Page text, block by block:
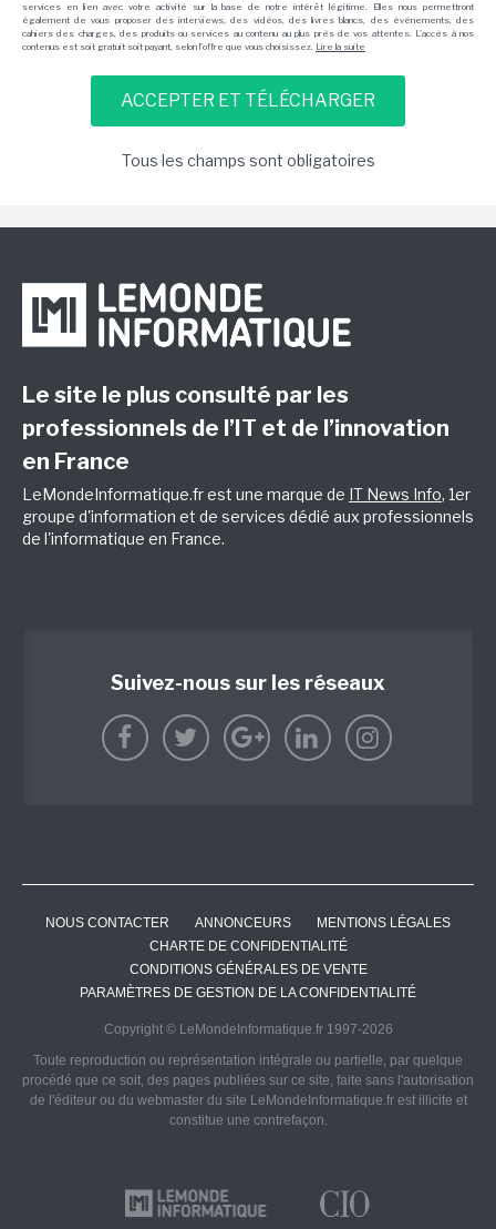
services en lien avec votre activité sur la base de notre intérêt légitime. Elles nous permettront
également de vous proposer des interviews, des vidéos, des livres blancs, des événements, des
cahiers des charges, des produits ou services au contenu au plus près de vos attentes. L'accès à nos
contenus est soit gratuit soit payant, selon l'offre que vous choisissez. Lire la suite
Tous les champs sont obligatoires
Le site le plus consulté par les
professionnels de l’IT et de l’innovation
en France
LeMondeInformatique.fr est une marque de IT News Info, 1er
groupe d'information et de services dédié aux professionnels
de l'informatique en France.
Suivez-nous sur les réseaux
NOUS CONTACTER ANNONCEURS
MENTIONS LÉGALES
CHARTE DE CONFIDENTIALITÉ
CONDITIONS GÉNÉRALES DE VENTE
PARAMÈTRES DE GESTION DE LA CONFIDENTIALITÉ
Copyright © LeMondeInformatique.fr 1997-2026
Toute reproduction ou représentation intégrale ou partielle, par quelque
procédé que ce soit, des pages publiées sur ce site, faite sans l'autorisation
de l'éditeur ou du webmaster du site LeMondeInformatique.fr est illicite et
constitue une contrefaçon.